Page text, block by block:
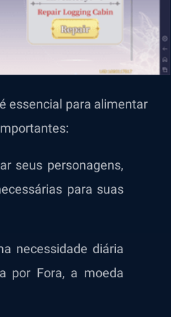
essencial para alimentar
seus personagens,
para suas
necessidade diária
por Fora, a moeda